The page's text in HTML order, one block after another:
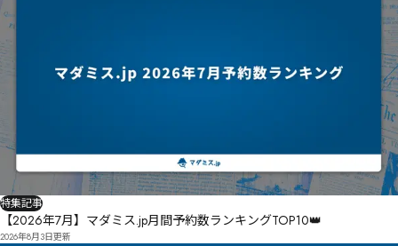
特集記事
【2026年7月】マダミス.jp月間予約数ランキングTOP10👑
2026年8月3日更新